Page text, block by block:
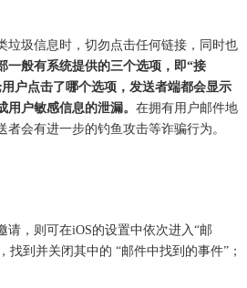
垃圾信息时，切勿点击任何链接，同时也
一般有系统提供的三个选项，即“接
户点击了哪个选项，发送者端都会显示
用户敏感信息的泄漏。在拥有用户邮件地
会有进一步的钓鱼攻击等诈骗行为。
请，则可在iOS的设置中依次进入“邮
找到并关闭其中的 “邮件中找到的事件”；